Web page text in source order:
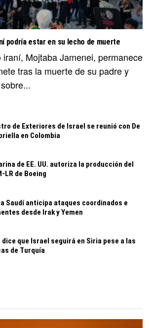
podría estar en su lecho de muerte
Mojtaba Jamenei, permanece
tras la muerte de su padre y
de Exteriores de Israel se reunió con De
en Colombia
de EE. UU. autoriza la producción del
LR de Boeing
Saudí anticipa ataques coordinados e
desde Irak y Yemen
dice que Israel seguirá en Siria pese a las
de Turquía